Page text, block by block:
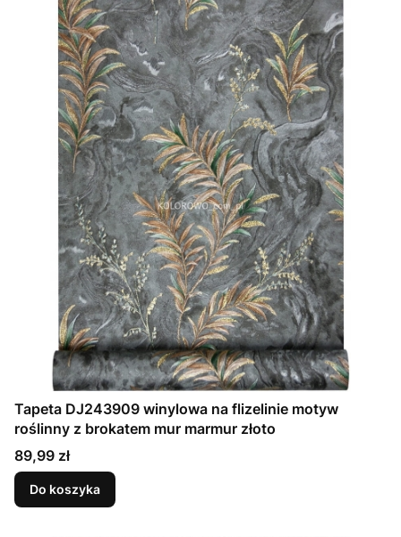
Tapeta DJ243909 winylowa na flizelinie motyw
roślinny z brokatem mur marmur złoto
Cena
89,99 zł
Do koszyka